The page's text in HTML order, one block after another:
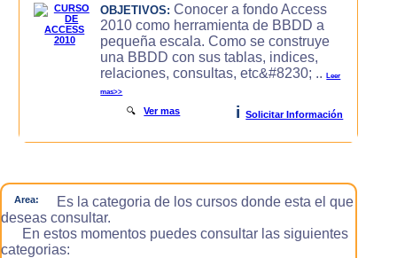
OBJETIVOS: Conocer a fondo Access
2010 como herramienta de BBDD a
pequeña escala. Como se construye
una BBDD con sus tablas, indices,
relaciones, consultas, etc&#8230; ..Leer
mas>>
🔍Ver mas i Solicitar Información
Area:
Es la categoria de los cursos donde esta el que
deseas consultar.
En estos momentos puedes consultar las siguientes
categorias: